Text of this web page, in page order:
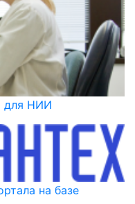
для НИИ
на базе